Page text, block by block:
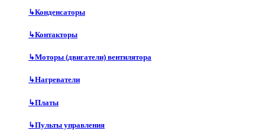
↳Конденсаторы
↳Контакторы
↳Моторы (двигатели) вентилятора
↳Нагреватели
↳Платы
↳Пульты управления